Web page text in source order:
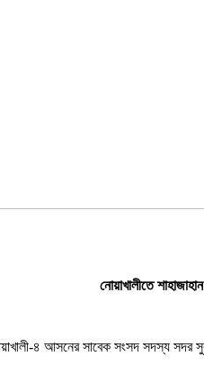
নোয়াখালীতে
৪ আসনের সাবেক সংসদ সদস্য